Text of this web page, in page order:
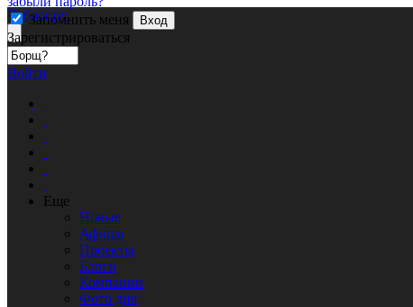
Запомнить меня
Вход
Зарегистрироваться
Кублог.ру
Войти
Еще
Новые
Афиша
Проекты
Блоги
Компании
Фото дня